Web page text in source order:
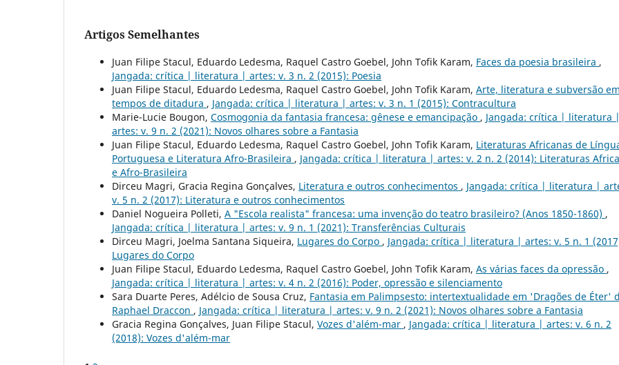
Artigos Semelhantes
Juan Filipe Stacul, Eduardo Ledesma, Raquel Castro Goebel, John Tofik Karam, Faces da poesia brasileira ,
Jangada: crítica | literatura | artes: v. 3 n. 2 (2015): Poesia
Juan Filipe Stacul, Eduardo Ledesma, Raquel Castro Goebel, John Tofik Karam, Arte, literatura e subversão em
tempos de ditadura , Jangada: crítica | literatura | artes: v. 3 n. 1 (2015): Contracultura
Marie-Lucie Bougon, Cosmogonia da fantasia francesa: gênese e emancipação , Jangada: crítica | literatura |
artes: v. 9 n. 2 (2021): Novos olhares sobre a Fantasia
Juan Filipe Stacul, Eduardo Ledesma, Raquel Castro Goebel, John Tofik Karam, Literaturas Africanas de
Portuguesa e Literatura Afro-Brasileira , Jangada: crítica | literatura | artes: v. 2 n. 2 (2014): Literaturas
e Afro-Brasileira
Dirceu Magri, Gracia Regina Gonçalves, Literatura e outros conhecimentos , Jangada: crítica | literatura |
v. 5 n. 2 (2017): Literatura e outros conhecimentos
Daniel Nogueira Polleti, A "Escola realista" francesa: uma invenção do teatro brasileiro? (Anos 1850-1860) ,
Jangada: crítica | literatura | artes: v. 9 n. 1 (2021): Transferências Culturais
Dirceu Magri, Joelma Santana Siqueira, Lugares do Corpo , Jangada: crítica | literatura | artes: v. 5 n. 1
Lugares do Corpo
Juan Filipe Stacul, Eduardo Ledesma, Raquel Castro Goebel, John Tofik Karam, As várias faces da opressão ,
Jangada: crítica | literatura | artes: v. 4 n. 2 (2016): Poder, opressão e silenciamento
Sara Duarte Peres, Adélcio de Sousa Cruz, Fantasia em Palimpsesto: intertextualidade em 'Dragões de Éter'
Raphael Draccon , Jangada: crítica | literatura | artes: v. 9 n. 2 (2021): Novos olhares sobre a Fantasia
Gracia Regina Gonçalves, Juan Filipe Stacul, Vozes d'além-mar , Jangada: crítica | literatura | artes: v. 6 n. 2
(2018): Vozes d'além-mar